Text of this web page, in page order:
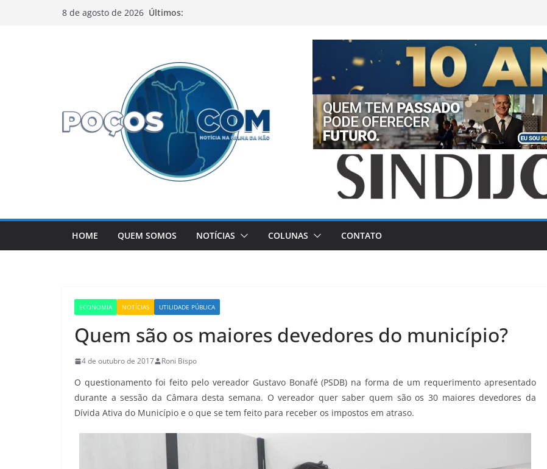
8 de agosto de 2026 Últimos:
HOME QUEM SOMOS NOTÍCIAS COLUNAS CONTATO
ECONOMIA NOTÍCIAS UTILIDADE PÚBLICA
Quem são os maiores devedores do município?
4 de outubro de 2017 Roni Bispo
O questionamento foi feito pelo vereador Gustavo Bonafé (PSDB) na forma de um requerimento apresentado
durante a sessão da Câmara desta semana. O vereador quer saber quem são os 30 maiores devedores da
Dívida Ativa do Município e o que se tem feito para receber os impostos em atraso.